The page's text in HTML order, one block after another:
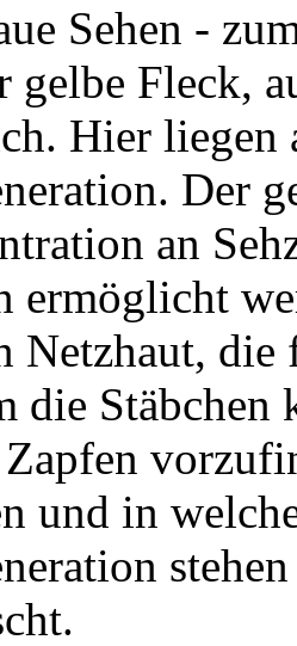
Sehen -
gelbe Fleck,
Hier liegen
Der
an
ermöglicht
Netzhaut,
die
und in